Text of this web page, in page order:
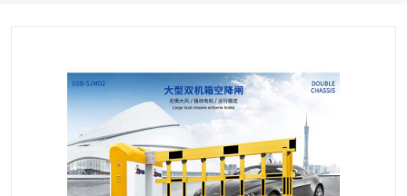
升降门系列 通道闸系列
小门系列 伸缩门